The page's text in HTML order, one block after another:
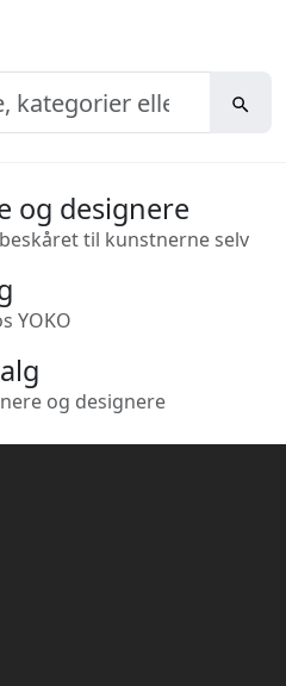
og designere
til kunstnerne selv
YOKO
og designere